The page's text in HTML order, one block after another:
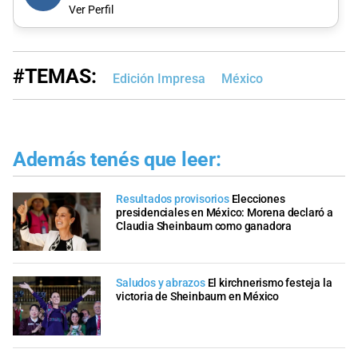
Ver Perfil
#TEMAS: Edición Impresa México
Además tenés que leer:
Resultados provisorios Elecciones
presidenciales en México: Morena declaró a
Claudia Sheinbaum como ganadora
Saludos y abrazos El kirchnerismo festeja la
victoria de Sheinbaum en México